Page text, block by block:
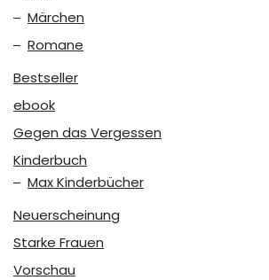
Märchen
Romane
Bestseller
ebook
Gegen das Vergessen
Kinderbuch
Max Kinderbücher
Neuerscheinung
Starke Frauen
Vorschau